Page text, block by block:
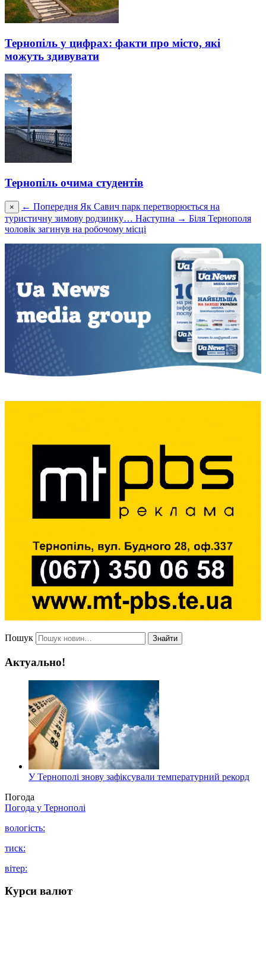
Тернопіль у цифрах: факти про місто, які
можуть здивувати
Тернопіль очима студентів
× ← Попередня Як Савич парк перетворюється на
туристичну зимову родзинку… Наступна → Біля Тернополя
чоловік загинув на робочому місці
Пошук Знайти
Актуально!
У Тернополі знову зафіксували температурний рекорд
Погода
Погода у Тернополі
вологість:
тиск:
вітер:
Курси валют